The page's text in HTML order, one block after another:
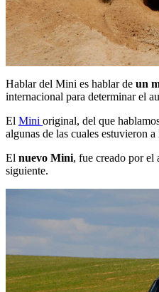
Hablar del Mini es hablar de un
internacional para determinar el
El Mini original, del que
algunas de las cuales estuvieron
El nuevo Mini, fue creado por el
siguiente.